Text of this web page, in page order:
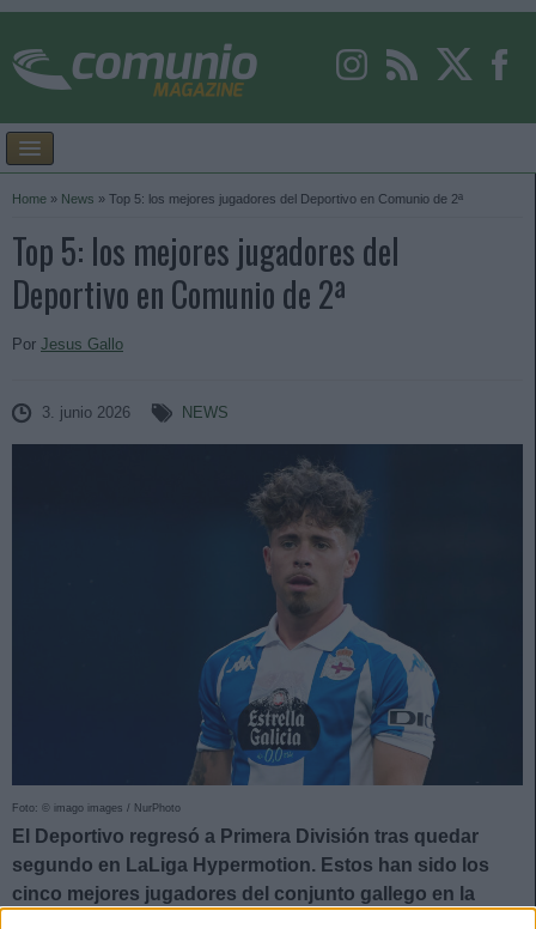
Home » News » Top 5: los mejores jugadores del Deportivo en Comunio de 2ª
Top 5: los mejores jugadores del
Deportivo en Comunio de 2ª
Por Jesus Gallo
3. junio 2026 NEWS
Foto: © imago images / NurPhoto
El Deportivo regresó a Primera División tras quedar
segundo en LaLiga Hypermotion. Estos han sido los
cinco mejores jugadores del conjunto gallego en la